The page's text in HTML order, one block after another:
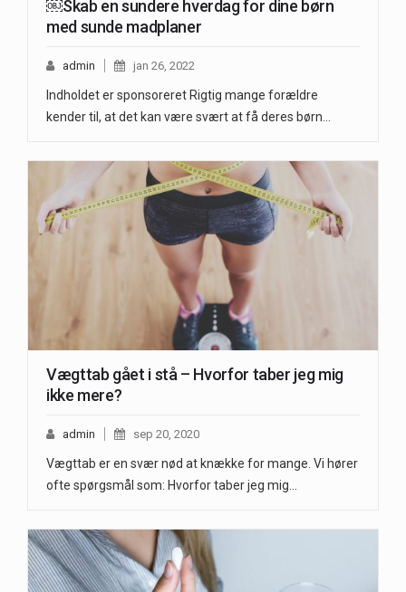
￼Skab en sundere hverdag for dine børn
med sunde madplaner
admin jan 26, 2022
Indholdet er sponsoreret Rigtig mange forældre
kender til, at det kan være svært at få deres børn…
Vægttab gået i stå – Hvorfor taber jeg mig
ikke mere?
admin sep 20, 2020
Vægttab er en svær nød at knække for mange. Vi hører
ofte spørgsmål som: Hvorfor taber jeg mig…